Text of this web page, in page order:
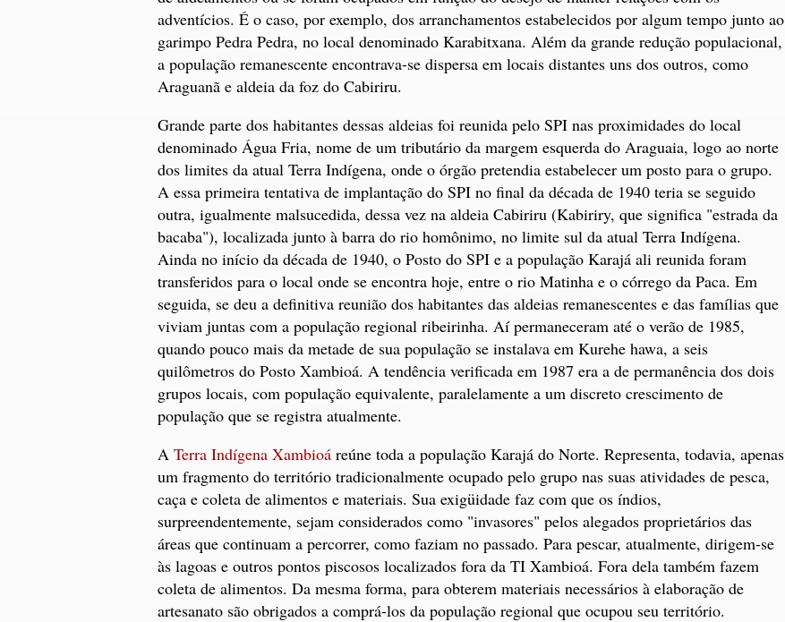
adventícios. É o caso, por exemplo, dos arranchamentos estabelecidos por algum tempo junto ao
garimpo Pedra Pedra, no local denominado Karabitxana. Além da grande redução populacional,
a população remanescente encontrava-se dispersa em locais distantes uns dos outros, como
Araguanã e aldeia da foz do Cabiriru.
Grande parte dos habitantes dessas aldeias foi reunida pelo SPI nas proximidades do local
denominado Água Fria, nome de um tributário da margem esquerda do Araguaia, logo ao norte
dos limites da atual Terra Indígena, onde o órgão pretendia estabelecer um posto para o grupo.
A essa primeira tentativa de implantação do SPI no final da década de 1940 teria se seguido
outra, igualmente malsucedida, dessa vez na aldeia Cabiriru (Kabiriry, que significa "estrada da
bacaba"), localizada junto à barra do rio homônimo, no limite sul da atual Terra Indígena.
Ainda no início da década de 1940, o Posto do SPI e a população Karajá ali reunida foram
transferidos para o local onde se encontra hoje, entre o rio Matinha e o córrego da Paca. Em
seguida, se deu a definitiva reunião dos habitantes das aldeias remanescentes e das famílias que
viviam juntas com a população regional ribeirinha. Aí permaneceram até o verão de 1985,
quando pouco mais da metade de sua população se instalava em Kurehe hawa, a seis
quilômetros do Posto Xambioá. A tendência verificada em 1987 era a de permanência dos dois
grupos locais, com população equivalente, paralelamente a um discreto crescimento de
população que se registra atualmente.
A Terra Indígena Xambioáreúne toda a população Karajá do Norte. Representa, todavia, apenas
um fragmento do território tradicionalmente ocupado pelo grupo nas suas atividades de pesca,
caça e coleta de alimentos e materiais. Sua exigüidade faz com que os índios,
surpreendentemente, sejam considerados como "invasores" pelos alegados proprietários das
áreas que continuam a percorrer, como faziam no passado. Para pescar, atualmente, dirigem-se
às lagoas e outros pontos piscosos localizados fora da TI Xambioá. Fora dela também fazem
coleta de alimentos. Da mesma forma, para obterem materiais necessários à elaboração de
artesanato são obrigados a comprá-los da população regional que ocupou seu território.